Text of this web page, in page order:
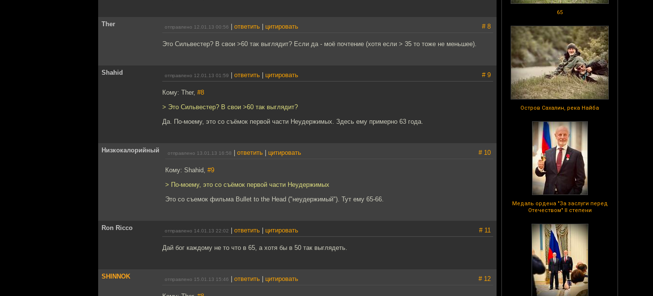
65
Остров Сахалин, река Найба
Медаль ордена "За заслуги перед
Отечеством" II степени
Ther отправлено 12.01.13 00:56 ответить цитировать # 8
Это Сильвестер? В свои >60 так выглядит? Если да - моё почтение (хотя если > 35 то тоже не меньшее).
Shahid отправлено 12.01.13 01:59 ответить цитировать # 9
Кому: Ther, #8
> Это Сильвестер? В свои >60 так выглядит?
Да. По-моему, это со съёмок первой части Неудержимых. Здесь ему примерно 63 года.
Низкокалорийный отправлено 13.01.13 16:58 ответить цитировать # 10
Кому: Shahid, #9
> По-моему, это со съёмок первой части Неудержимых
Это со съемок фильма Bullet to the Head ("неудержимый"). Тут ему 65-66.
Ron Ricco отправлено 14.01.13 22:02 ответить цитировать # 11
Дай бог каждому не то что в 65, а хотя бы в 50 так выглядеть.
SHINNOK отправлено 15.01.13 15:46 ответить цитировать # 12